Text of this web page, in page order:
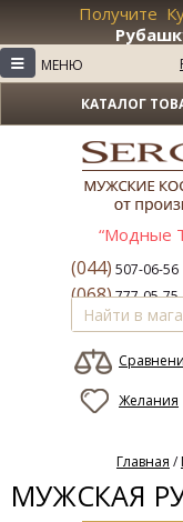
Получите
≡ МЕНЮ
КАТАЛОГ
“Модные
(044) 507-06-56
(068)777-05-75
Желания
Главная /
МУЖСКАЯ